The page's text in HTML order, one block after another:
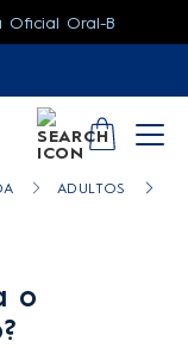
Oficial Oral-B
SEARCHYOUR
ADULTOS
o